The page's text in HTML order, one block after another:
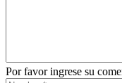
Por favor ingrese su